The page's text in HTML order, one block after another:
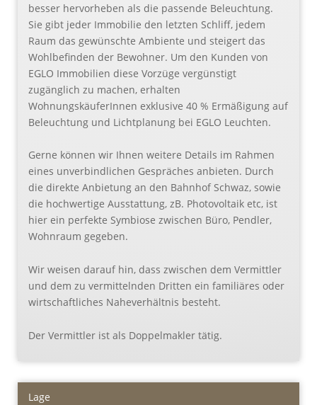
besser hervorheben als die passende Beleuchtung.
Sie gibt jeder Immobilie den letzten Schliff, jedem
Raum das gewünschte Ambiente und steigert das
Wohlbefinden der Bewohner. Um den Kunden von
EGLO Immobilien diese Vorzüge vergünstigt
zugänglich zu machen, erhalten
WohnungskäuferInnen exklusive 40 % Ermäßigung auf
Beleuchtung und Lichtplanung bei EGLO Leuchten.
Gerne können wir Ihnen weitere Details im Rahmen
eines unverbindlichen Gespräches anbieten. Durch
die direkte Anbietung an den Bahnhof Schwaz, sowie
die hochwertige Ausstattung, zB. Photovoltaik etc, ist
hier ein perfekte Symbiose zwischen Büro, Pendler,
Wohnraum gegeben.
Wir weisen darauf hin, dass zwischen dem Vermittler
und dem zu vermittelnden Dritten ein familiäres oder
wirtschaftliches Naheverhältnis besteht.
Der Vermittler ist als Doppelmakler tätig.
Lage